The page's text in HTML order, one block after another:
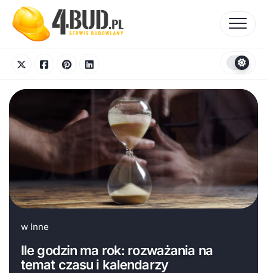
content
w Inne
Ile godzin ma rok: rozważania na
temat czasu i kalendarzy